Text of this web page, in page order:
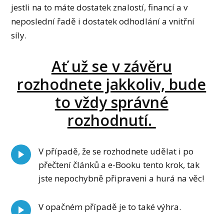
jestli na to máte dostatek znalostí, financí a v
neposlední řadě i dostatek odhodlání a vnitřní
síly.
Ať už se v závěru
rozhodnete jakkoliv, bude
to vždy správné
rozhodnutí.
V případě, že se rozhodnete udělat i po
přečtení článků a e-Booku tento krok, tak
jste nepochybně připraveni a hurá na věc!
V opačném případě je to také výhra.